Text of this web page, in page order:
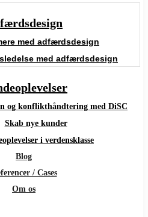
med adfærdsdesign
med adfærdsdesign
og konflikthåndtering med DiSC
Skab nye kunder
i verdensklasse
Blog
/ Cases
Om os